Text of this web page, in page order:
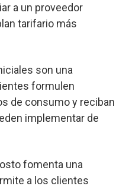
a un proveedor
tarifario más
son una
formulen
de consumo y reciban
implementar de
fomenta una
a los clientes